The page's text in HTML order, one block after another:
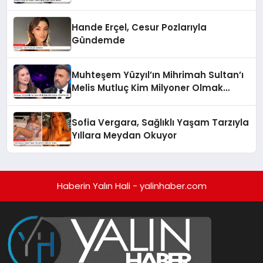
Hande Erçel, Cesur Pozlarıyla
Gündemde
Muhteşem Yüzyıl’ın Mihrimah Sultan’ı
Melis Mutluç Kim Milyoner Olmak
Sofia Vergara, Sağlıklı Yaşam Tarzıyla
Yıllara Meydan Okuyor
Haberin Yalın Hali - yalinhaber.com